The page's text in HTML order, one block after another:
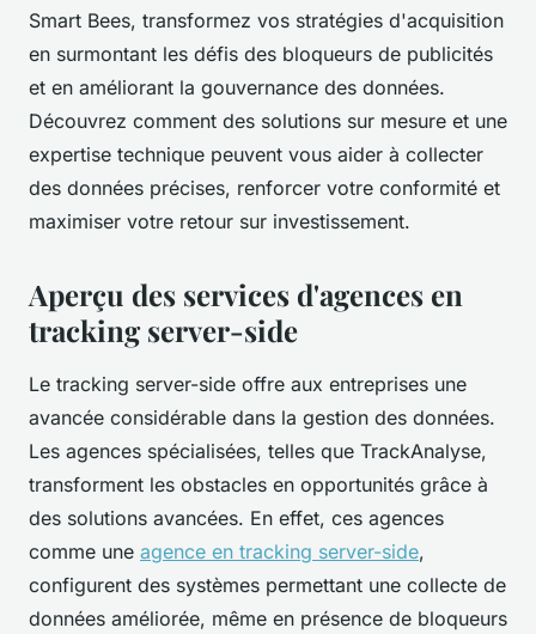
Smart Bees, transformez vos stratégies d'acquisition
en surmontant les défis des bloqueurs de publicités
et en améliorant la gouvernance des données.
Découvrez comment des solutions sur mesure et une
expertise technique peuvent vous aider à collecter
des données précises, renforcer votre conformité et
maximiser votre retour sur investissement.
Aperçu des services d'agences en
tracking server-side
Le tracking server-side offre aux entreprises une
avancée considérable dans la gestion des données.
Les agences spécialisées, telles que TrackAnalyse,
transforment les obstacles en opportunités grâce à
des solutions avancées. En effet, ces agences
comme une agence en tracking server-side,
configurent des systèmes permettant une collecte de
données améliorée, même en présence de bloqueurs